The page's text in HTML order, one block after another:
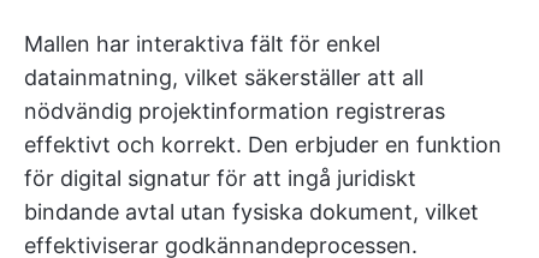
Mallen har interaktiva fält för enkel
datainmatning, vilket säkerställer att all
nödvändig projektinformation registreras
effektivt och korrekt. Den erbjuder en funktion
för digital signatur för att ingå juridiskt
bindande avtal utan fysiska dokument, vilket
effektiviserar godkännandeprocessen.